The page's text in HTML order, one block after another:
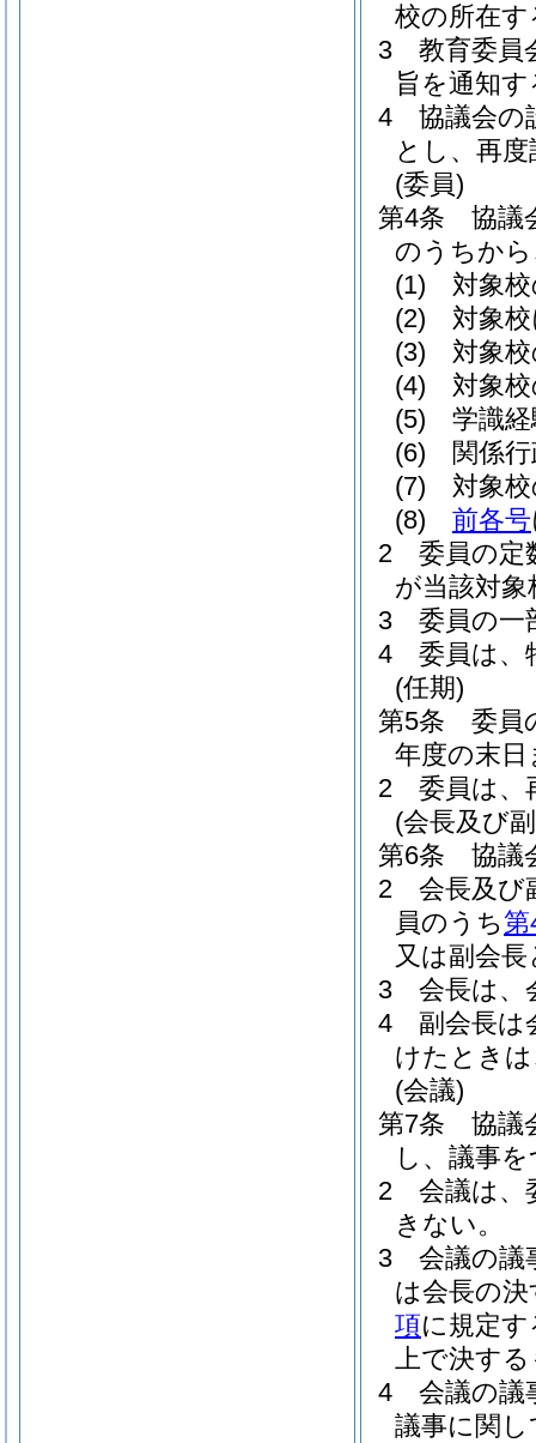
校の所在
3
教育委員
旨を通知
4
協議会の
とし、再
(委員)
第4条
協議
のうちか
(1)
対象
(2)
対象
(3)
対象
(4)
対象
(5)
学識
(6)
関係
(7)
対象
(8)
前各号
2
委員の定
が当該対
3
委員の一
4
委員は、
(任期)
第5条
委員
年度の末
2
委員は、
(会長及び
第6条
協議
2
会長及び
員のうち第
又は副会
3
会長は、
4
副会長は
けたとき
(会議)
第7条
協議
し、議事
2
会議は、
きない。
3
会議の議
は会長の
項に規定
上で決す
4
会議の議
議事に関